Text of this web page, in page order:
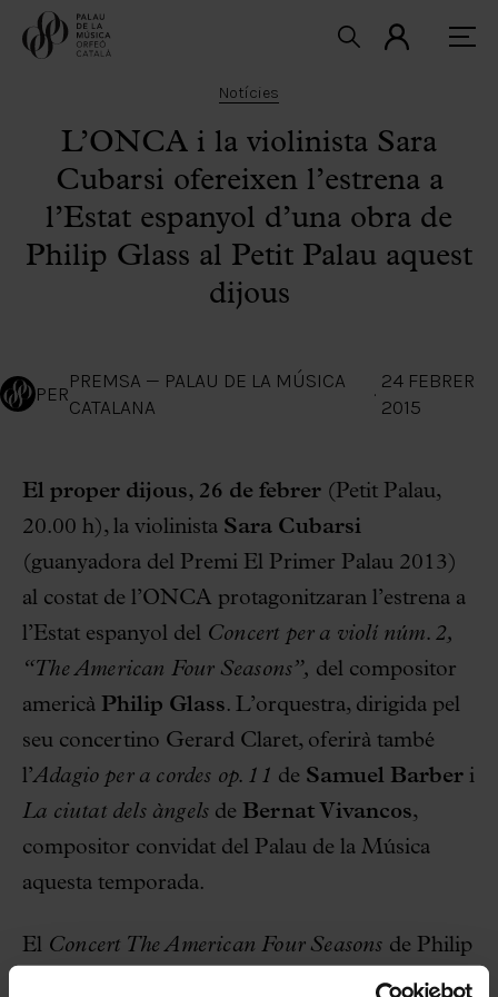
Notícies
L’ONCA i la violinista Sara
Cubarsi ofereixen l’estrena a
l’Estat espanyol d’una obra de
Philip Glass al Petit Palau aquest
dijous
PER
PREMSA — PALAU DE LA MÚSICA
CATALANA
·
24 FEBRER
2015
El proper dijous, 26 de febrer (Petit Palau,
20.00 h), la violinista Sara Cubarsi
(guanyadora del Premi El Primer Palau 2013)
al costat de l’ONCA protagonitzaran l’estrena a
l’Estat espanyol del Concert per a violí núm. 2,
“The American Four Seasons”, del compositor
americà Philip Glass. L’orquestra, dirigida pel
seu concertino Gerard Claret, oferirà també
l’Adagio per a cordes op. 11 de Samuel Barberi
La ciutat dels àngels de Bernat Vivancos,
compositor convidat del Palau de la Música
aquesta temporada.
El Concert The American Four Seasons de Philip
Glass, pare del minimalisme, va ser un encàrrec